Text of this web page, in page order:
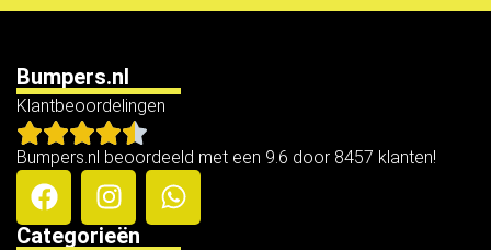
Bumpers.nl
Klantbeoordelingen
Bumpers.nl beoordeeld met een 9.6 door 8457 klanten!
Categorieën